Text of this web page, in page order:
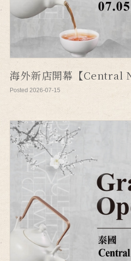
海外新店開幕【Central
Posted 2026-07-15